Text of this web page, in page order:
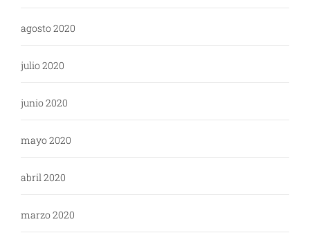
agosto 2020
julio 2020
junio 2020
mayo 2020
abril 2020
marzo 2020